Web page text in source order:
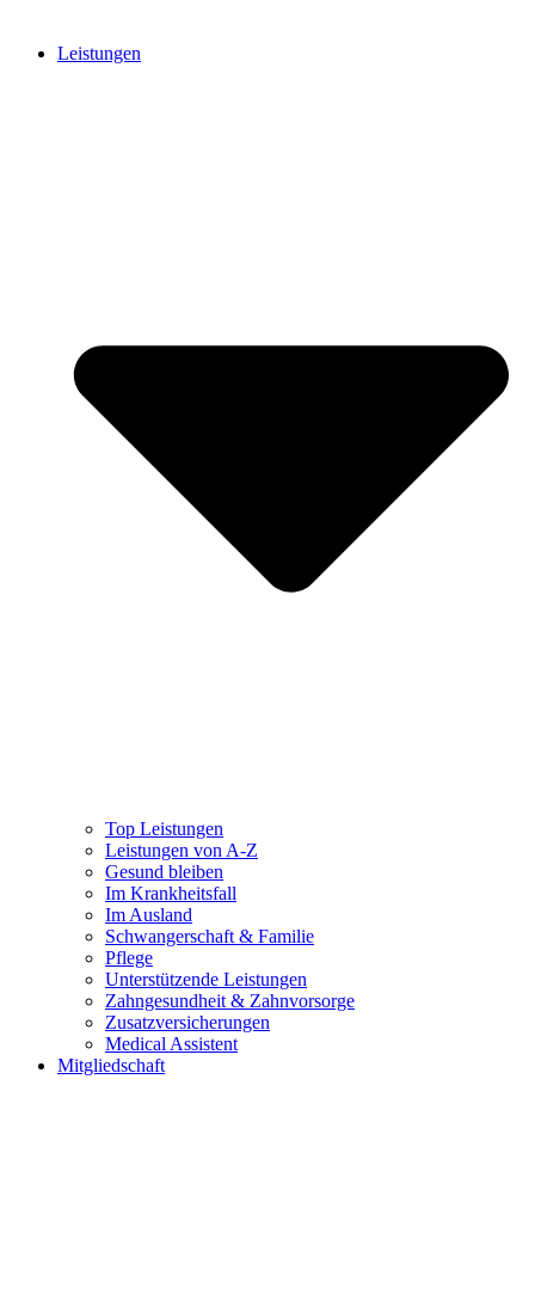
Leistungen
Top Leistungen
Leistungen von A-Z
Gesund bleiben
Im Krankheitsfall
Im Ausland
Schwangerschaft & Familie
Pflege
Unterstützende Leistungen
Zahngesundheit & Zahnvorsorge
Zusatzversicherungen
Medical Assistent
Mitgliedschaft